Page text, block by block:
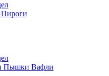
Пышки Вафли